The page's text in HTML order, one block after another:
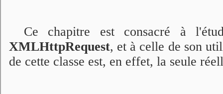
Ce chapitre est consacré à
XMLHttpRequest, et à celle de son
de cette classe est, en effet, la seule